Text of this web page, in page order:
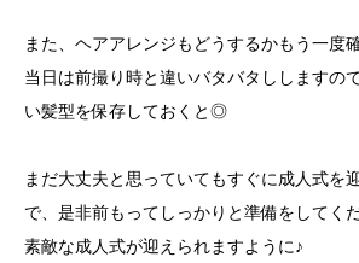
また、ヘアアレンジもどうするかもう一度
当日は前撮り時と違いバタバタししますの
い髪型を保存しておくと◎
まだ大丈夫と思っていてもすぐに成人式を
で、是非前もってしっかりと準備をしてく
素敵な成人式が迎えられますように♪